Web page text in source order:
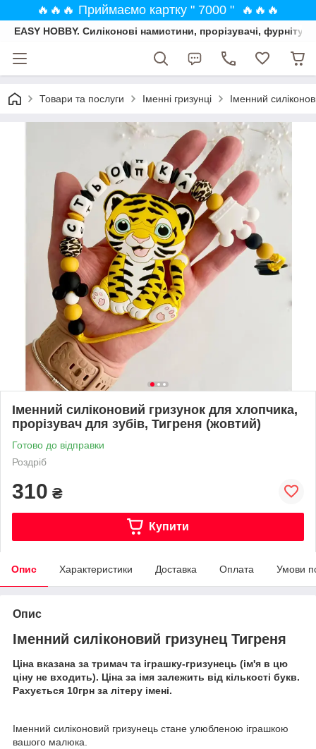
🔥🔥🔥 Приймаємо картку " 7000 " 🔥🔥🔥
EASY HOBBY. Силіконові намистини, прорізувачі,
Товари та послуги Іменні гризунці Іменний
Іменний силіконовий гризунок для хлопчика,
прорізувач для зубів, Тигреня (жовтий)
Готово до відправки
Роздріб
310 ₴
Купити
Опис Характеристики Доставка Оплата Умови
Опис
Іменний силіконовий гризунец Тигреня
Ціна вказана за тримач та іграшку-гризунець (ім'я в цю
ціну не входить). Ціна за імя залежить від кількості букв.
Рахується 10грн за літеру імені.
Іменний силіконовий гризунець стане улюбленою іграшкою
вашого малюка.